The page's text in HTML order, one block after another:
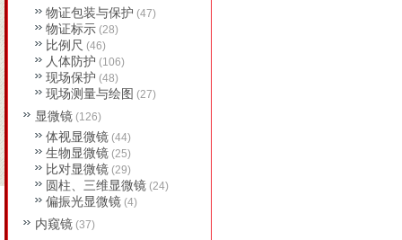
物证包装与保护 (47)
物证标示 (28)
比例尺 (46)
人体防护 (106)
现场保护 (48)
现场测量与绘图 (27)
显微镜 (126)
体视显微镜 (44)
生物显微镜 (25)
比对显微镜 (29)
圆柱、三维显微镜 (24)
偏振光显微镜 (4)
内窥镜 (37)